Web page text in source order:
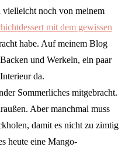
noch von meinem
mit dem gewissen
habe. Auf meinem Blog
und Werkeln, ein paar
da.
Sommerliches mitgebracht.
Aber manchmal muss
damit es nicht zu zimtig
heute eine Mango-